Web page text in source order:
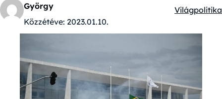
György
Közzétéve: 2023.01.10.
Kategóriák:
Világpolitika